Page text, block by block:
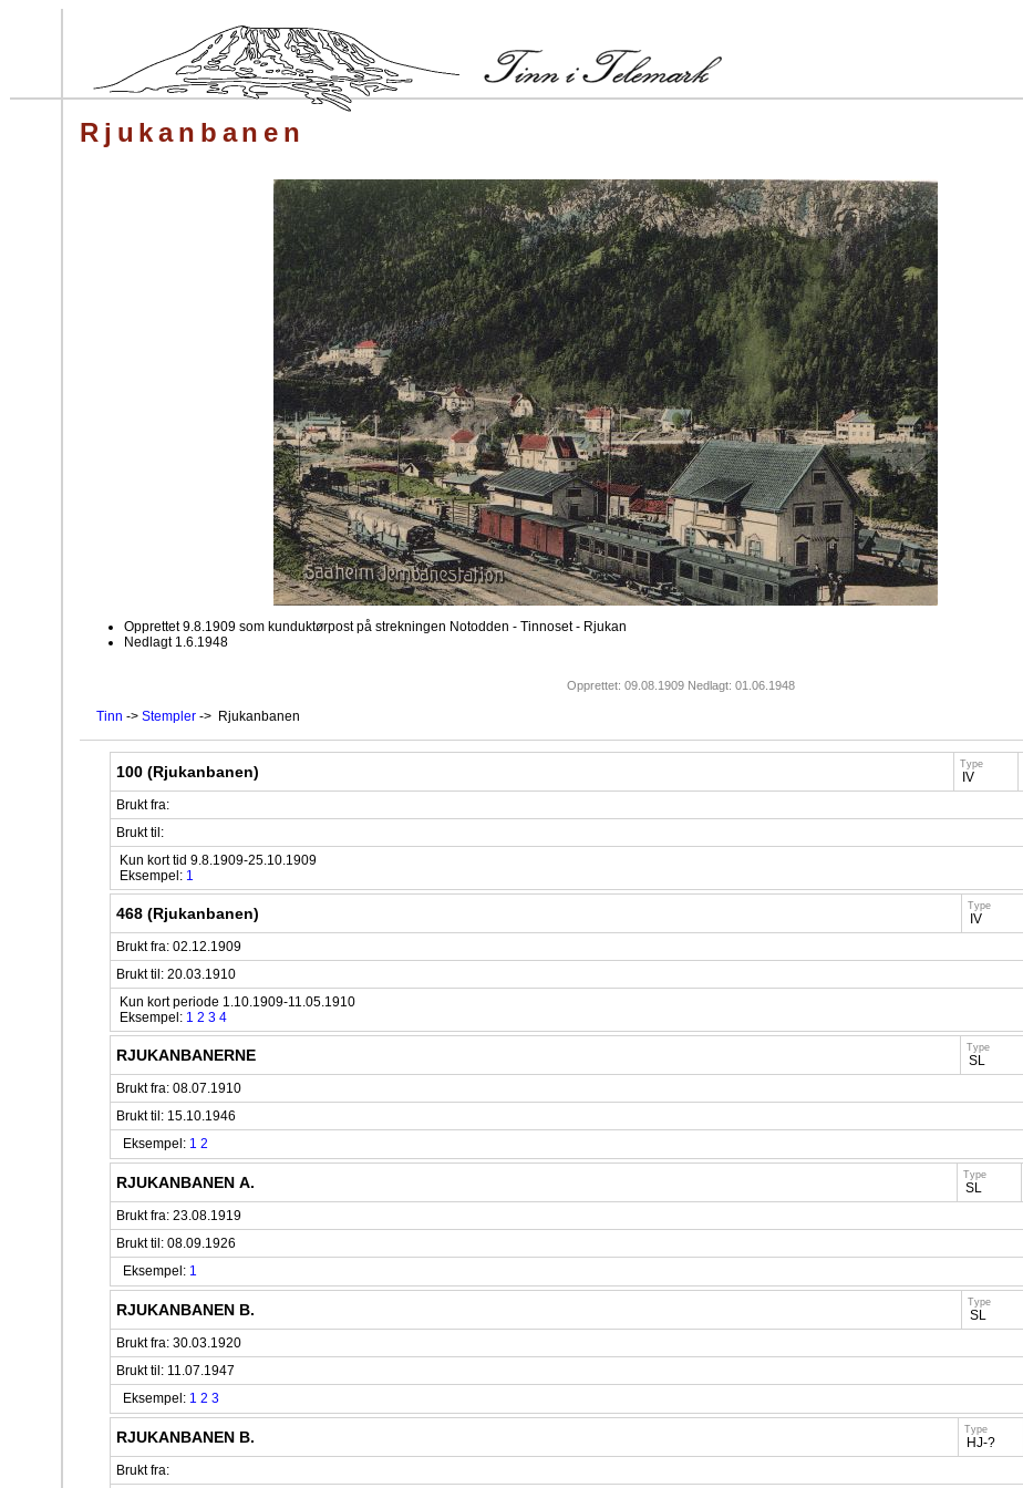
Rjukanbanen
Opprettet 9.8.1909 som kunduktørpost på strekningen Notodden - Tinnoset - Rjukan
Nedlagt 1.6.1948
Opprettet: 09.08.1909 Nedlagt: 01.06.1948
Tinn -> Stempler -> Rjukanbanen
100 (Rjukanbanen) Type
IV
Brukt fra:
Brukt til:
Kun kort tid 9.8.1909-25.10.1909
Eksempel: 1
468 (Rjukanbanen) Type
IV
Brukt fra: 02.12.1909
Brukt til: 20.03.1910
Kun kort periode 1.10.1909-11.05.1910
Eksempel: 1 2 3 4
RJUKANBANERNE Type
SL
Brukt fra: 08.07.1910
Brukt til: 15.10.1946
Eksempel: 1 2
RJUKANBANEN A. Type
SL
Brukt fra: 23.08.1919
Brukt til: 08.09.1926
Eksempel: 1
RJUKANBANEN B. Type
SL
Brukt fra: 30.03.1920
Brukt til: 11.07.1947
Eksempel: 1 2 3
RJUKANBANEN B. Type
HJ-?
Brukt fra: